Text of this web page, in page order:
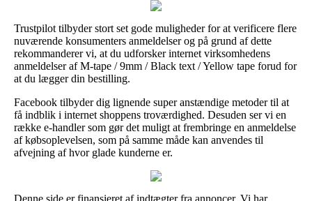
Trustpilot tilbyder stort set gode muligheder for at verificere flere
nuværende konsumenters anmeldelser og på grund af dette
rekommanderer vi, at du udforsker internet virksomhedens
anmeldelser af M-tape / 9mm / Black text / Yellow tape forud for
at du lægger din bestilling.
Facebook tilbyder dig lignende super anstændige metoder til at
få indblik i internet shoppens troværdighed. Desuden ser vi en
række e-handler som gør det muligt at frembringe en anmeldelse
af købsoplevelsen, som på samme måde kan anvendes til
afvejning af hvor glade kunderne er.
Denne side er finansieret af indtægter fra annoncer. Vi har